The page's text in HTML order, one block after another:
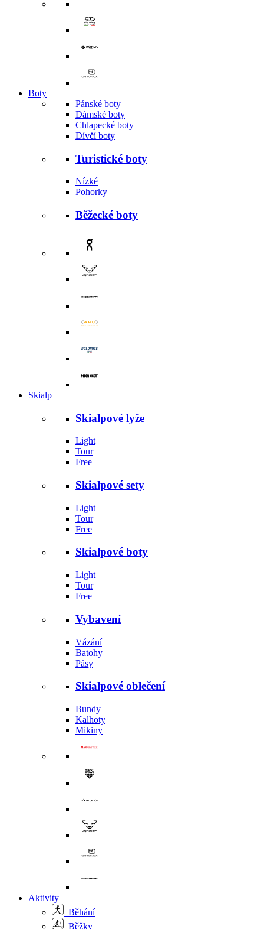
Boty
Pánské boty
Dámské boty
Chlapecké boty
Dívčí boty
Turistické boty
Nízké
Pohorky
Běžecké boty
Skialp
Skialpové lyže
Light
Tour
Free
Skialpové sety
Light
Tour
Free
Skialpové boty
Light
Tour
Free
Vybavení
Vázání
Batohy
Pásy
Skialpové oblečení
Bundy
Kalhoty
Mikiny
Aktivity
Běhání
Běžky